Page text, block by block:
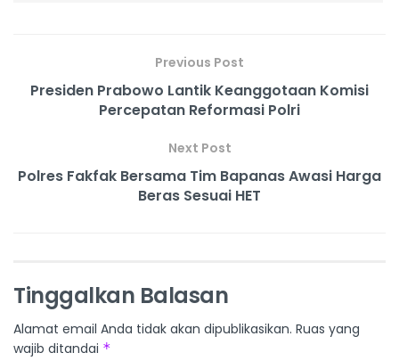
Previous Post
Presiden Prabowo Lantik Keanggotaan Komisi
Percepatan Reformasi Polri
Next Post
Polres Fakfak Bersama Tim Bapanas Awasi Harga
Beras Sesuai HET
Tinggalkan Balasan
Alamat email Anda tidak akan dipublikasikan. Ruas yang
wajib ditandai *